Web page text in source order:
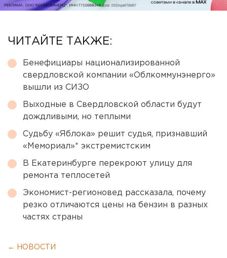
ЧИТАЙТЕ ТАКЖЕ:
Бенефициары национализированной
свердловской компании «Облкоммунэнерго»
вышли из СИЗО
Выходные в Свердловской области будут
дождливыми, но теплыми
Судьбу «Яблока» решит судья, признавший
«Мемориал»* экстремистским
В Екатеринбурге перекроют улицу для
ремонта теплосетей
Экономист-регионовед рассказала, почему
резко отличаются цены на бензин в разных
частях страны
← НОВОСТИ